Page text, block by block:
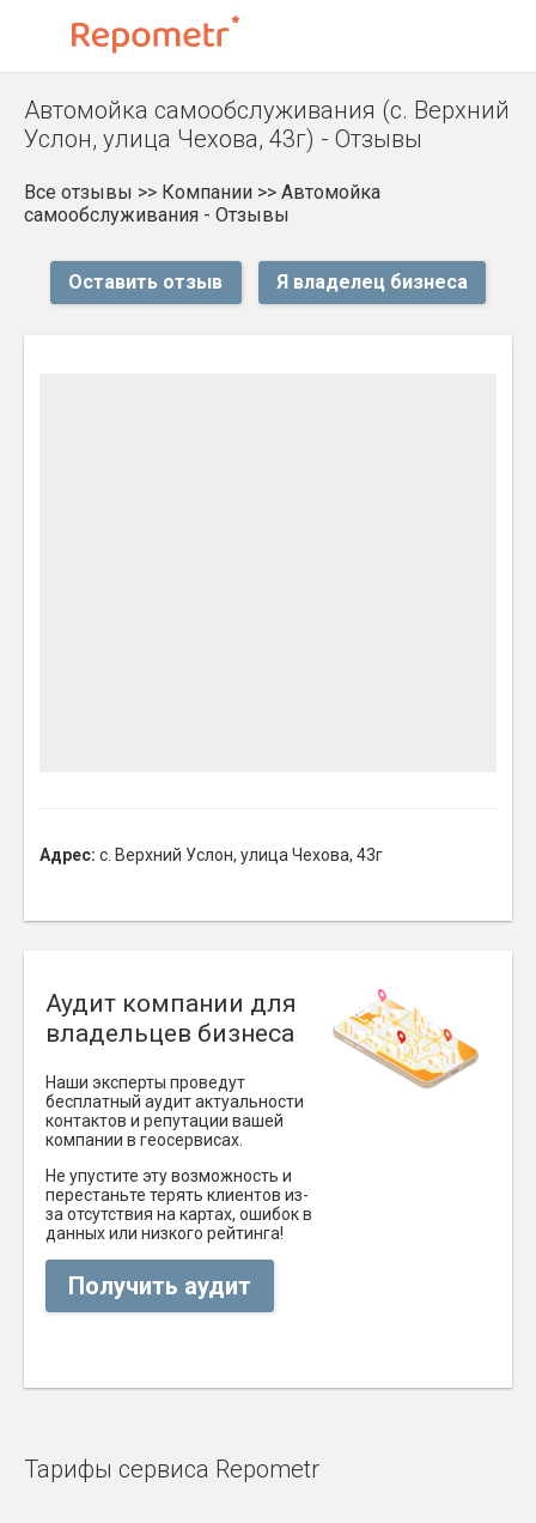
Автомойка самообслуживания (с. Верхний
Услон, улица Чехова, 43г) - Отзывы
Все отзывы >> Компании >> Автомойка
самообслуживания - Отзывы
Оставить отзыв Я владелец бизнеса
Адрес: с. Верхний Услон, улица Чехова, 43г
Аудит компании для
владельцев бизнеса
Наши эксперты проведут
бесплатный аудит актуальности
контактов и репутации вашей
компании в геосервисах.
Не упустите эту возможность и
перестаньте терять клиентов из-
за отсутствия на картах, ошибок в
данных или низкого рейтинга!
Получить аудит
Тарифы сервиса Repometr